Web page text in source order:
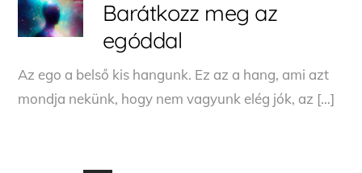
Barátkozz meg az
egóddal
Az ego a belső kis hangunk. Ez az a hang, ami azt
mondja nekünk, hogy nem vagyunk elég jók, az […]